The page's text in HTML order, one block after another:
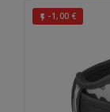
 -1,00 €